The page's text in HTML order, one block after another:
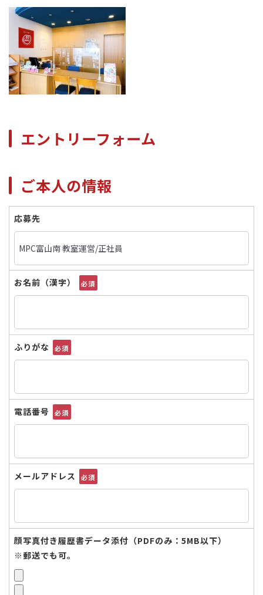
エントリーフォーム
ご本人の情報
応募先
お名前（漢字） 必須
ふりがな 必須
電話番号 必須
メールアドレス 必須
顔写真付き履歴書データ添付（PDFのみ：5MB以下）
※郵送でも可。